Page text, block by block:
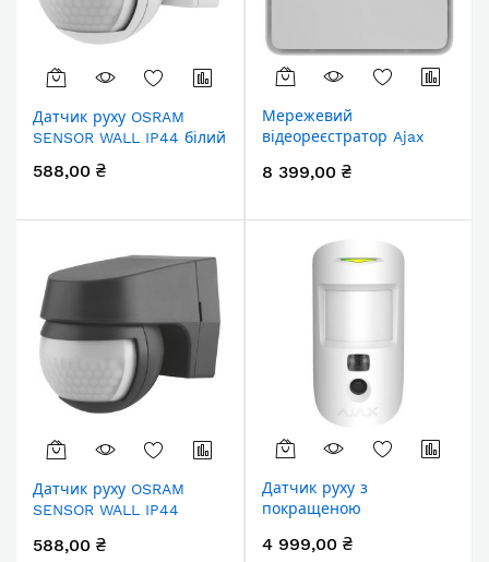
Датчик руху OSRAM
SENSOR WALL IP44 білий
588,00 ₴
Датчик руху OSRAM
SENSOR WALL IP44
588,00 ₴
Мережевий
відеореєстратор Ajax
каналів, білий
8 399,00 ₴
Датчик руху з
покращеною
MotionCam, Jeweller,
4 999,00 ₴